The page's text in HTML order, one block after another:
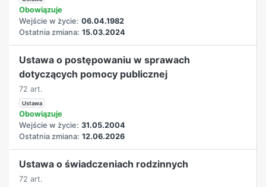
Obowiązuje
Wejście w życie: 06.04.1982
Ostatnia zmiana: 15.03.2024
Ustawa o postępowaniu w sprawach
dotyczących pomocy publicznej
72 art.
Ustawa
Obowiązuje
Wejście w życie: 31.05.2004
Ostatnia zmiana: 12.06.2026
Ustawa o świadczeniach rodzinnych
72 art.